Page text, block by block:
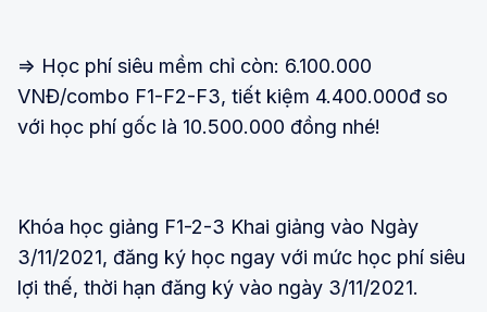
=> Học phí siêu mềm chỉ còn: 6.100.000
VNĐ/combo F1-F2-F3, tiết kiệm 4.400.000đ so
với học phí gốc là 10.500.000 đồng nhé!
Khóa học giảng F1-2-3 Khai giảng vào Ngày
3/11/2021, đăng ký học ngay với mức học phí siêu
lợi thế, thời hạn đăng ký vào ngày 3/11/2021.